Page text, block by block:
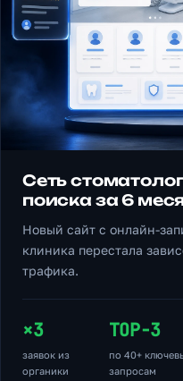
Сеть
поиска за 6
Новый сайт с онлайн-
клиника перестала
трафика.
×3
заявок из
органики
TOP-3
по 40+
запросам